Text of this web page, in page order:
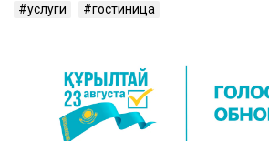
услуги
гостиница